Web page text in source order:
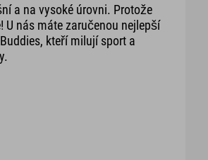
a na vysoké úrovni. Protože
U nás máte zaručenou nejlepší
kteří milují sport a